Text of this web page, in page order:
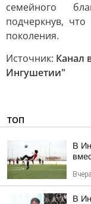
семейного
подчеркнув,
поколения.
Источник: Канал
Ингушетии"
ТОП
В
В